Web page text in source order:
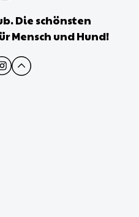
Die schönsten
Mensch und Hund!